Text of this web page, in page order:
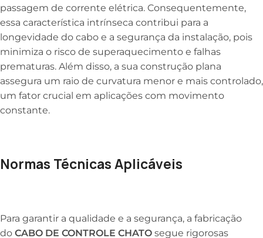
passagem de corrente elétrica. Consequentemente,
essa característica intrínseca contribui para a
longevidade do cabo e a segurança da instalação, pois
minimiza o risco de superaquecimento e falhas
prematuras. Além disso, a sua construção plana
assegura um raio de curvatura menor e mais controlado,
um fator crucial em aplicações com movimento
constante.
Normas Técnicas Aplicáveis
Para garantir a qualidade e a segurança, a fabricação
do CABO DE CONTROLE CHATO segue rigorosas